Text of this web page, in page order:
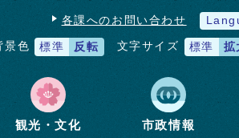
各課へのお問い合わせ
景色 標準 反転 文字サイズ 標準 拡
観光・文化 市政情報